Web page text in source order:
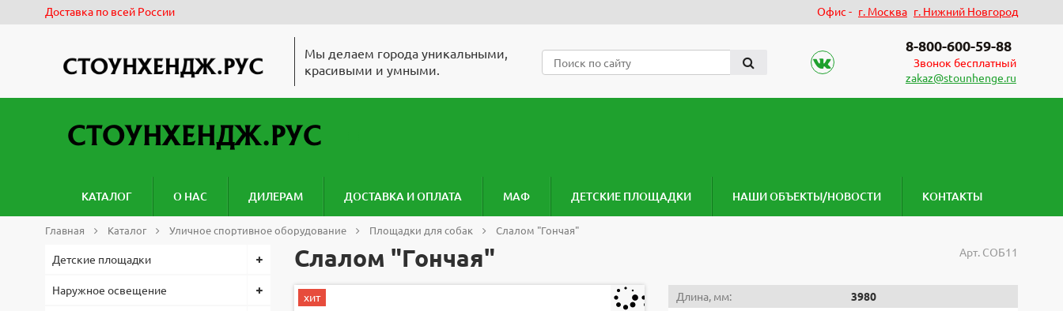
Доставка по всей России Офис - г. Москва г. Нижний Новгород
Мы делаем города уникальными,
красивыми и умными.
8-800-600-59-88
Звонок бесплатный
zakaz@stounhenge.ru
КАТАЛОГ О НАС ДИЛЕРАМ ДОСТАВКА И ОПЛАТА МАФ ДЕТСКИЕ ПЛОЩАДКИ НАШИ ОБЪЕКТЫ/НОВОСТИ КОНТАКТЫ
Главная Каталог Уличное спортивное оборудование Площадки для собак Слалом "Гончая"
Арт. СОБ11
Слалом "Гончая"
хит Длина, мм:
3980
Детские площадки
Наружное освещение